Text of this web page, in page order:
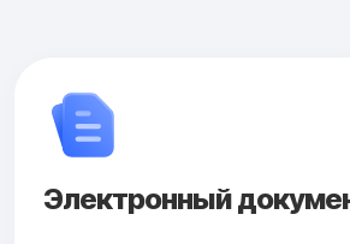
Электронный